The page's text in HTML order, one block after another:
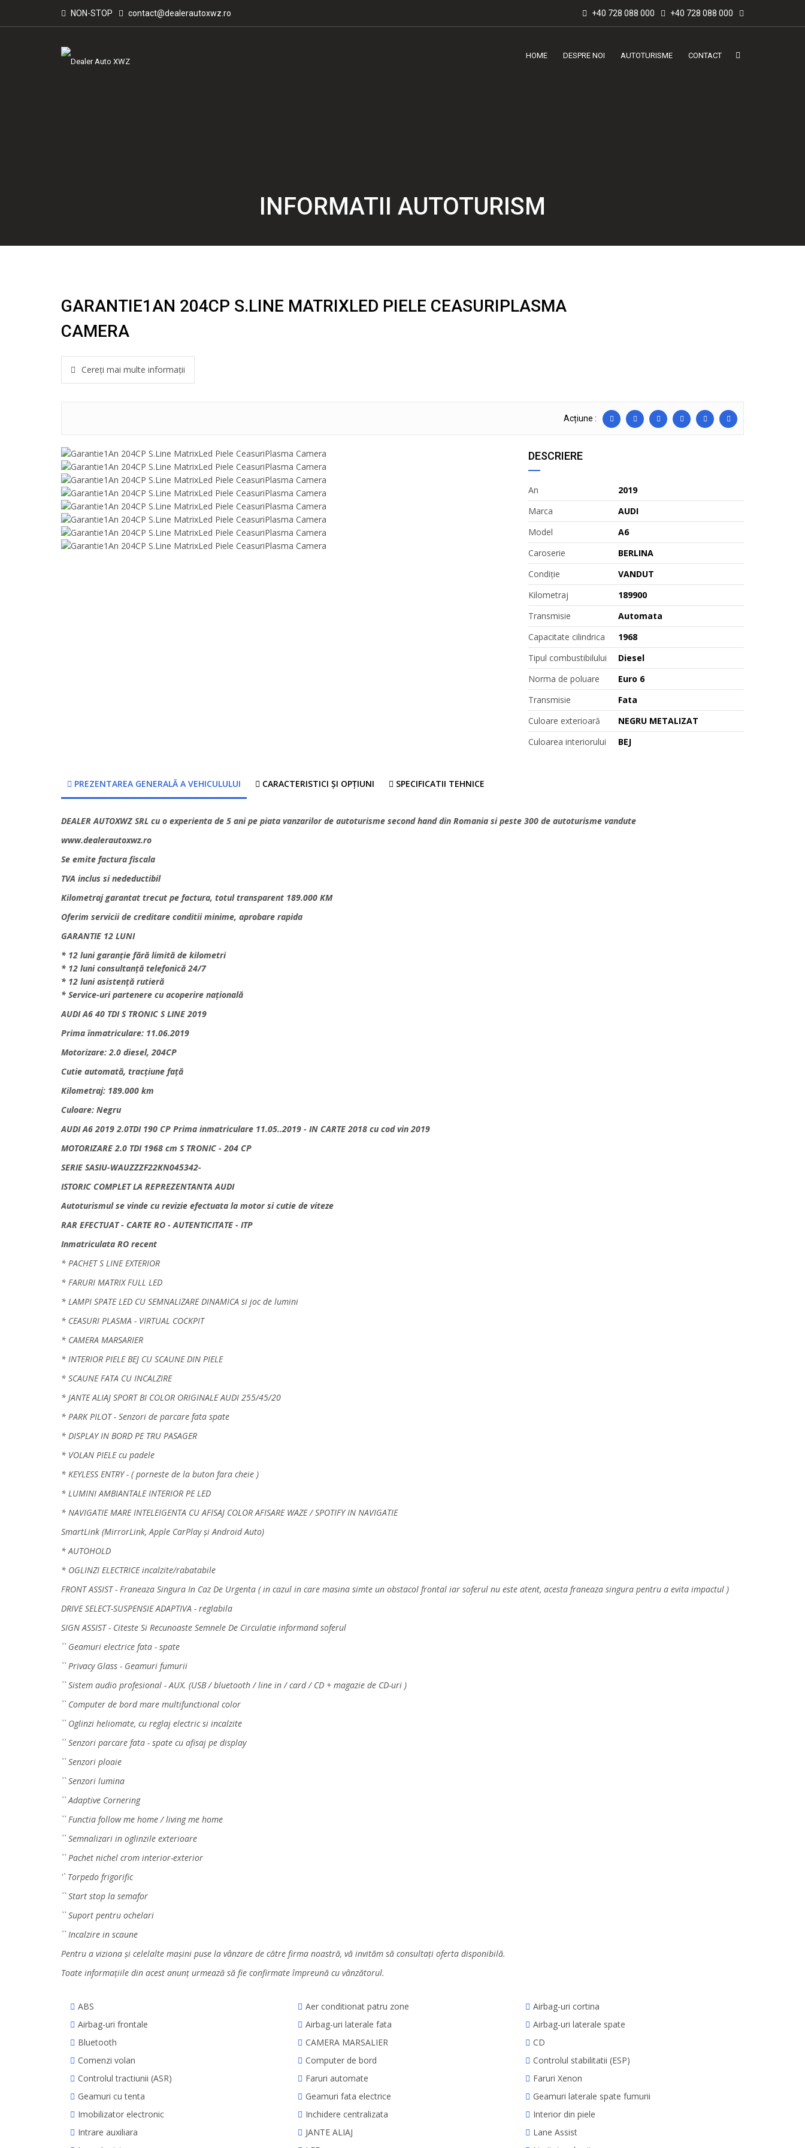
NON-STOP contact@dealerautoxwz.ro +40 728 088 000 +40 728 088 000
HOME DESPRE NOI AUTOTURISME CONTACT
INFORMATII AUTOTURISM
GARANTIE1AN 204CP S.LINE MATRIXLED PIELE CEASURIPLASMA
CAMERA
Cereți mai multe informații
Acțiune :
DESCRIERE
An
2019
Marca
AUDI
Model
A6
Caroserie
BERLINA
Condiție
VANDUT
Kilometraj
189900
Transmisie
Automata
Capacitate cilindrica
1968
Tipul combustibilului
Diesel
Norma de poluare
Euro 6
Transmisie
Fata
Culoare exterioară
NEGRU METALIZAT
Culoarea interiorului
BEJ
PREZENTAREA GENERALĂ A VEHICULULUI CARACTERISTICI ȘI OPȚIUNI SPECIFICATII TEHNICE
DEALER AUTOXWZ SRL cu o experienta de 5 ani pe piata vanzarilor de autoturisme second hand din Romania si peste 300 de autoturisme vandute
www.dealerautoxwz.ro
Se emite factura fiscala
TVA inclus si nedeductibil
Kilometraj garantat trecut pe factura, totul transparent 189.000 KM
Oferim servicii de creditare conditii minime, aprobare rapida
GARANTIE 12 LUNI
* 12 luni garanție fără limită de kilometri
* 12 luni consultanță telefonică 24/7
* 12 luni asistență rutieră
* Service-uri partenere cu acoperire națională
AUDI A6 40 TDI S TRONIC S LINE 2019
Prima înmatriculare: 11.06.2019
Motorizare: 2.0 diesel, 204CP
Cutie automată, tracțiune față
Kilometraj: 189.000 km
Culoare: Negru
AUDI A6 2019 2.0TDI 190 CP Prima inmatriculare 11.05..2019 - IN CARTE 2018 cu cod vin 2019
MOTORIZARE 2.0 TDI 1968 cm S TRONIC - 204 CP
SERIE SASIU-WAUZZZF22KN045342-
ISTORIC COMPLET LA REPREZENTANTA AUDI
Autoturismul se vinde cu revizie efectuata la motor si cutie de viteze
RAR EFECTUAT - CARTE RO - AUTENTICITATE - ITP
Inmatriculata RO recent
* PACHET S LINE EXTERIOR
* FARURI MATRIX FULL LED
* LAMPI SPATE LED CU SEMNALIZARE DINAMICA si joc de lumini
* CEASURI PLASMA - VIRTUAL COCKPIT
* CAMERA MARSARIER
* INTERIOR PIELE BEJ CU SCAUNE DIN PIELE
* SCAUNE FATA CU INCALZIRE
* JANTE ALIAJ SPORT BI COLOR ORIGINALE AUDI 255/45/20
* PARK PILOT - Senzori de parcare fata spate
* DISPLAY IN BORD PE TRU PASAGER
* VOLAN PIELE cu padele
* KEYLESS ENTRY - ( porneste de la buton fara cheie )
* LUMINI AMBIANTALE INTERIOR PE LED
* NAVIGATIE MARE INTELEIGENTA CU AFISAJ COLOR AFISARE WAZE / SPOTIFY IN NAVIGATIE
SmartLink (MirrorLink, Apple CarPlay și Android Auto)
* AUTOHOLD
* OGLINZI ELECTRICE incalzite/rabatabile
FRONT ASSIST - Franeaza Singura In Caz De Urgenta ( in cazul in care masina simte un obstacol frontal iar soferul nu este atent, acesta franeaza singura pentru a evita impactul )
DRIVE SELECT-SUSPENSIE ADAPTIVA - reglabila
SIGN ASSIST - Citeste Si Recunoaste Semnele De Circulatie informand soferul
`` Geamuri electrice fata - spate
`` Privacy Glass - Geamuri fumurii
`` Sistem audio profesional - AUX. (USB / bluetooth / line in / card / CD + magazie de CD-uri )
`` Computer de bord mare multifunctional color
`` Oglinzi heliomate, cu reglaj electric si incalzite
`` Senzori parcare fata - spate cu afisaj pe display
`` Senzori ploaie
`` Senzori lumina
`` Adaptive Cornering
`` Functia follow me home / living me home
`` Semnalizari in oglinzile exterioare
`` Pachet nichel crom interior-exterior
'` Torpedo frigorific
`` Start stop la semafor
`` Suport pentru ochelari
`` Incalzire in scaune
Pentru a viziona și celelalte mașini puse la vânzare de către firma noastră, vă invităm să consultați oferta disponibilă.
Toate informațiile din acest anunț urmează să fie confirmate împreună cu vânzătorul.
ABS Aer conditionat patru zone
Airbag-uri cortina
Airbag-uri frontale
Airbag-uri laterale fata
Airbag-uri laterale spate
Bluetooth
CAMERA MARSALIER
CD
Comenzi volan
Computer de bord
Controlul stabilitatii (ESP)
Controlul tractiunii (ASR)
Faruri automate
Faruri Xenon
Geamuri cu tenta
Geamuri fata electrice
Geamuri laterale spate fumurii
Imobilizator electronic
Inchidere centralizata
Interior din piele
Intrare auxiliara
JANTE ALIAJ
Lane Assist